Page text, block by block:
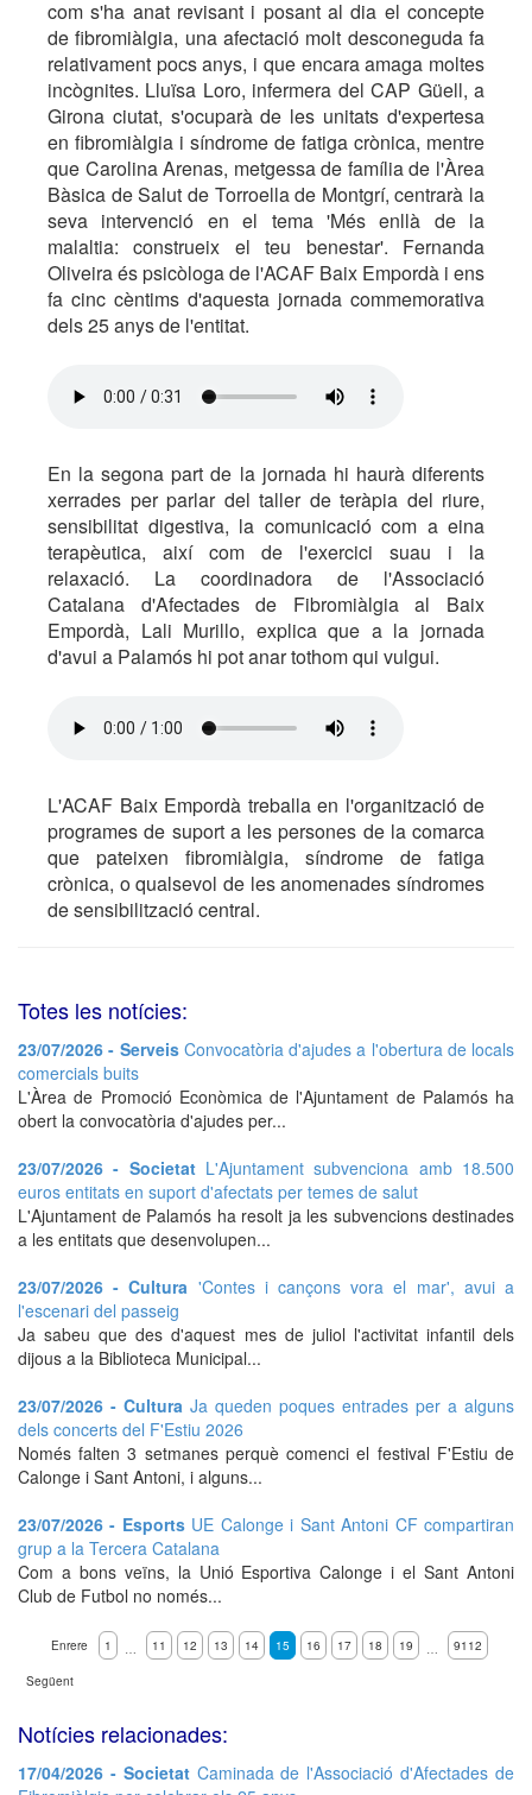
com s'ha anat revisant i posant al dia el concepte
de fibromiàlgia, una afectació molt desconeguda fa
relativament pocs anys, i que encara amaga moltes
incògnites. Lluïsa Loro, infermera del CAP Güell, a
Girona ciutat, s'ocuparà de les unitats d'expertesa
en fibromiàlgia i síndrome de fatiga crònica, mentre
que Carolina Arenas, metgessa de família de l'Àrea
Bàsica de Salut de Torroella de Montgrí, centrarà la
seva intervenció en el tema 'Més enllà de la
malaltia: construeix el teu benestar'. Fernanda
Oliveira és psicòloga de l'ACAF Baix Empordà i ens
fa cinc cèntims d'aquesta jornada commemorativa
dels 25 anys de l'entitat.
En la segona part de la jornada hi haurà diferents
xerrades per parlar del taller de teràpia del riure,
sensibilitat digestiva, la comunicació com a eina
terapèutica, així com de l'exercici suau i la
relaxació. La coordinadora de l'Associació
Catalana d'Afectades de Fibromiàlgia al Baix
Empordà, Lali Murillo, explica que a la jornada
d'avui a Palamós hi pot anar tothom qui vulgui.
L'ACAF Baix Empordà treballa en l'organització de
programes de suport a les persones de la comarca
que pateixen fibromiàlgia, síndrome de fatiga
crònica, o qualsevol de les anomenades síndromes
de sensibilització central.
Totes les notícies:
23/07/2026 - Serveis Convocatòria d'ajudes a l'obertura de locals
comercials buits
L'Àrea de Promoció Econòmica de l'Ajuntament de Palamós ha
obert la convocatòria d'ajudes per...
23/07/2026 - Societat L'Ajuntament subvenciona amb 18.500
euros entitats en suport d'afectats per temes de salut
L'Ajuntament de Palamós ha resolt ja les subvencions destinades
a les entitats que desenvolupen...
23/07/2026 - Cultura 'Contes i cançons vora el mar', avui a
l'escenari del passeig
Ja sabeu que des d'aquest mes de juliol l'activitat infantil dels
dijous a la Biblioteca Municipal...
23/07/2026 - Cultura Ja queden poques entrades per a alguns
dels concerts del F'Estiu 2026
Només falten 3 setmanes perquè comenci el festival F'Estiu de
Calonge i Sant Antoni, i alguns...
23/07/2026 - Esports UE Calonge i Sant Antoni CF compartiran
grup a la Tercera Catalana
Com a bons veïns, la Unió Esportiva Calonge i el Sant Antoni
Club de Futbol no només...
Enrere 1 … 11 12 13 14 15 16 17 18 19 … 9112
Següent
Notícies relacionades:
17/04/2026 - SocietatCaminada de l'Associació d'Afectades de